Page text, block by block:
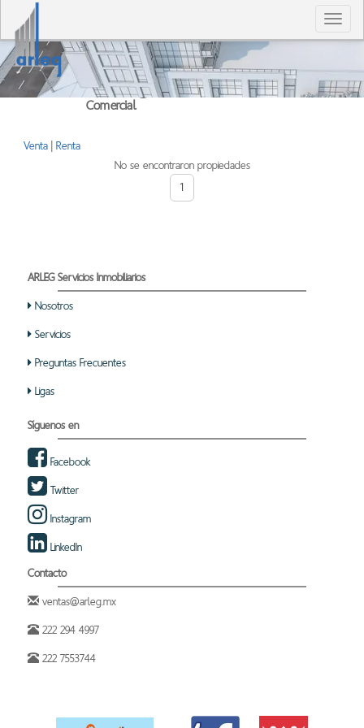
Bodegas
Comercial
Venta Renta
No se encontraron propiedades
1
ARLEG Servicios Inmobiliarios
Nosotros
Servicios
Preguntas Frecuentes
Ligas
Síguenos en
Facebook
Twitter
Instagram
LinkedIn
Contacto
ventas@arleg.mx
222 294 4997
222 7553744